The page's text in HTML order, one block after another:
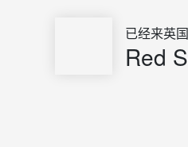
已经来英
Red